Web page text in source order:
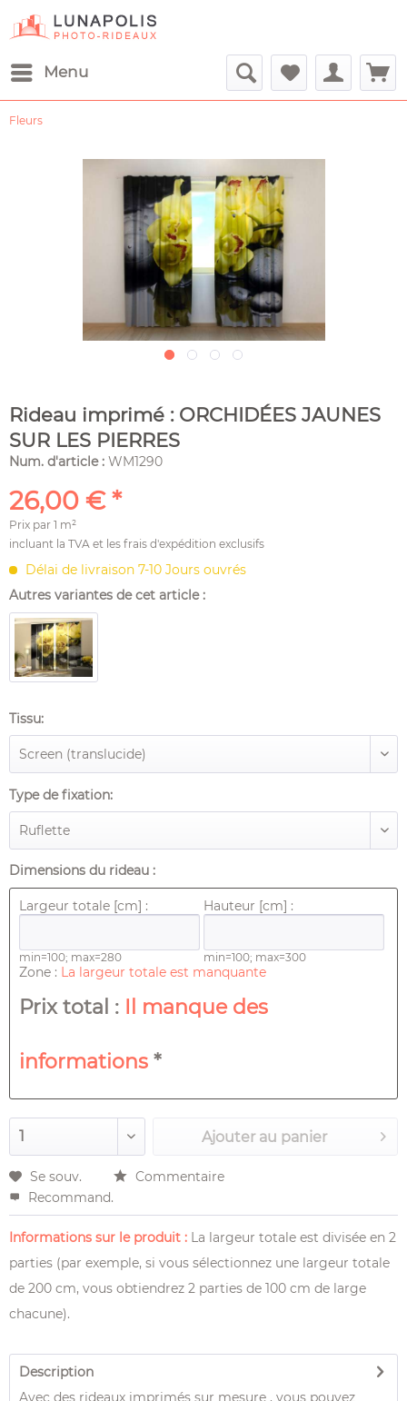
Menu
Fleurs
Rideau imprimé : ORCHIDÉES JAUNES
SUR LES PIERRES
Num. d'article : WM1290
26,00 € *
Prix par 1 m²
incluant la TVA et les frais d'expédition exclusifs
Délai de livraison 7-10 Jours ouvrés
Autres variantes de cet article :
Tissu:
Type de fixation:
Dimensions du rideau :
Largeur totale [cm] : Hauteur [cm] :
min=100; max=280 min=100; max=300
Zone : La largeur totale est manquante
Prix ​​total : Il manque des
informations *
Ajouter au panier
Se souv.
Commentaire
Recommand.
Informations sur le produit : La largeur totale est divisée en 2
parties (par exemple, si vous sélectionnez une largeur totale
de 200 cm, vous obtiendrez 2 parties de 100 cm de large
chacune).
Description
Avec des rideaux imprimés sur mesure , vous pouvez